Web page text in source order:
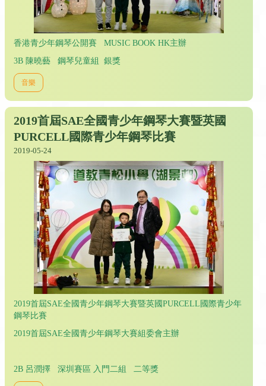
香港青少年鋼琴公開賽 MUSIC BOOK HK主辦
3B 陳曉藝 鋼琴兒童組 銀獎
音樂
2019首屆SAE全國青少年鋼琴大賽暨英國
PURCELL國際青少年鋼琴比賽
2019-05-24
2019首屆SAE全國青少年鋼琴大賽暨英國PURCELL國際青少年
鋼琴比賽
2019首屆SAE全國青少年鋼琴大賽組委會主辦
2B 呂潤擇 深圳賽區 入門二組 二等獎